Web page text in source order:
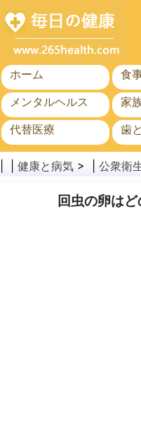
ホーム
食
メンタルヘルス
家
代替医療
歯
がん
公
健康と病気 > | 公衆衛
回虫の卵は